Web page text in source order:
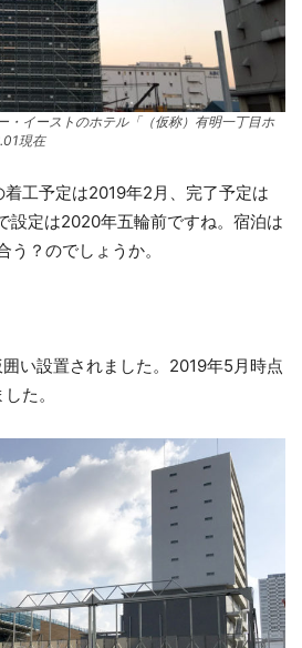
・イーストのホテル「（仮称）有明一丁目ホ
現在
工予定は2019年2月、完了予定は
設定は2020年五輪前ですね。宿泊は
？のでしょうか。
い設置されました。2019年5月時点
た。